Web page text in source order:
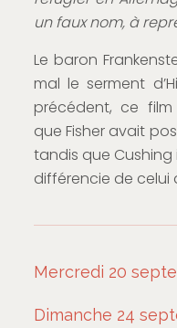
un faux nom, à
Le baron
mal le serment
précédent, ce
que Fisher avait
tandis que Cushing
différencie de celui
Mercredi 20
Dimanche 24